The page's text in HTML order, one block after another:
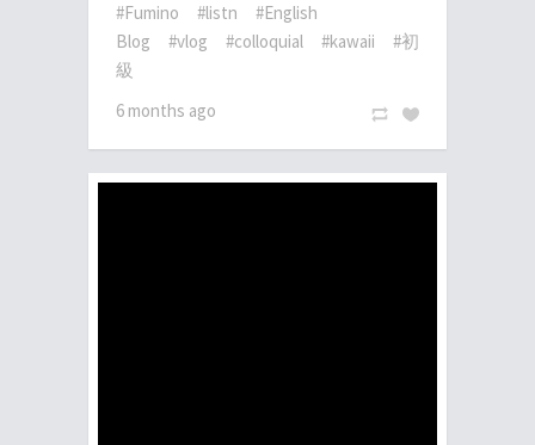
#Fumino #listn
#English
Blog
#vlog #colloquial #kawaii
#初
級
6 months ago